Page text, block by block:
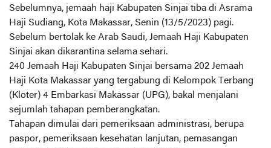
Sebelumnya, jemaah haji Kabupaten Sinjai tiba di Asrama
Haji Sudiang, Kota Makassar, Senin (13/5/2023) pagi.
Sebelum bertolak ke Arab Saudi, Jemaah Haji Kabupaten
Sinjai akan dikarantina selama sehari.
240 Jemaah Haji Kabupaten Sinjai bersama 202 Jemaah
Haji Kota Makassar yang tergabung di Kelompok Terbang
(Kloter) 4 Embarkasi Makassar (UPG), bakal menjalani
sejumlah tahapan pemberangkatan.
Tahapan dimulai dari pemeriksaan administrasi, berupa
paspor, pemeriksaan kesehatan lanjutan, pemasangan